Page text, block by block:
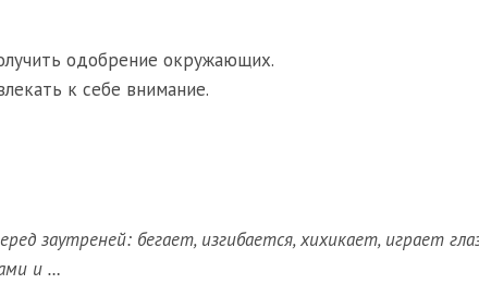
одобрение окружающих.
к себе внимание.
заутреней: бегает, изгибается, хихикает, играет
и …